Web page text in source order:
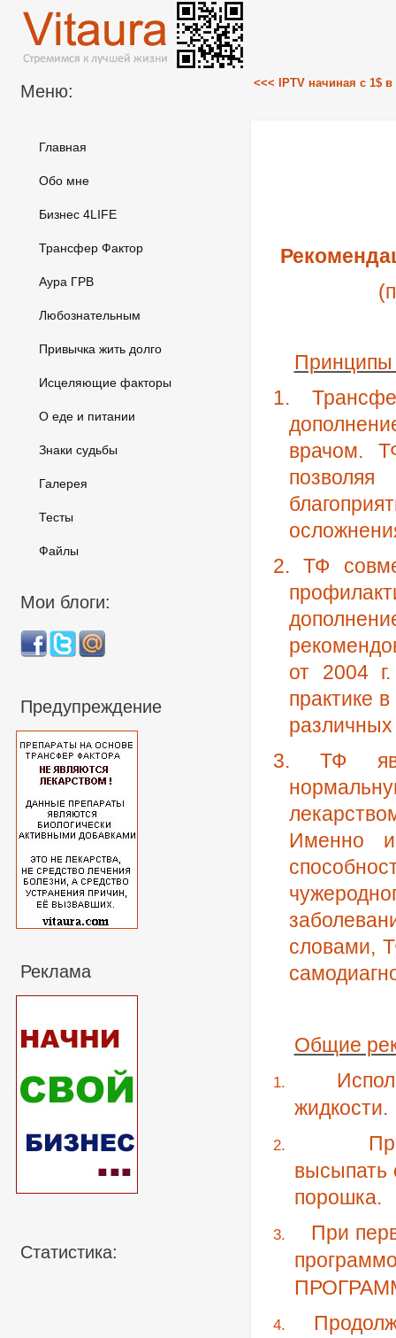
Меню:
Главная
Обо мне
Бизнес 4LIFE
Трансфер Фактор
Аура ГРВ
Любознательным
Привычка жить долго
Исцеляющие факторы
О еде и питании
Знаки судьбы
Галерея
Тесты
Файлы
Мои блоги:
Предупреждение
Реклама
Статистика:
<<< IPTV начиная с 1$
Принципы
1.
врачом.
2. ТФ
от 2004
практике
3. ТФ
Именно
словами,
Общие
1.
жидкости.
2.
высыпать
порошка.
3.
При
4.